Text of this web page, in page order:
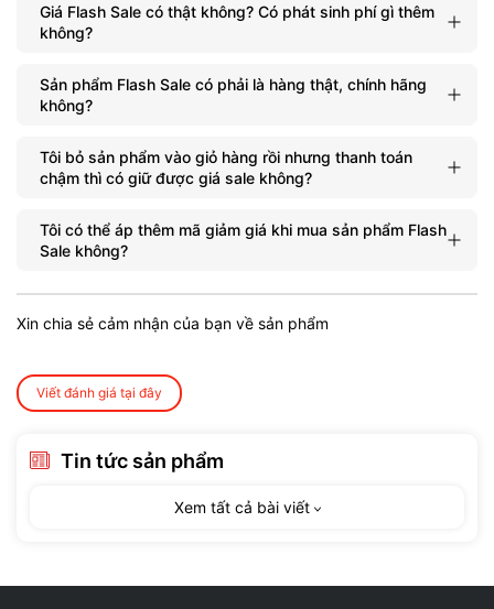
Giá Flash Sale có thật không? Có phát sinh phí gì thêm
không?
Sản phẩm Flash Sale có phải là hàng thật, chính hãng
không?
Tôi bỏ sản phẩm vào giỏ hàng rồi nhưng thanh toán
chậm thì có giữ được giá sale không?
Tôi có thể áp thêm mã giảm giá khi mua sản phẩm Flash
Sale không?
Xin chia sẻ cảm nhận của bạn về sản phẩm
Viết đánh giá tại đây
Tin tức sản phẩm
Xem tất cả bài viết